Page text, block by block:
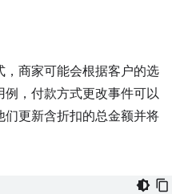
商家可能会根据客户的选
，付款方式更改事件可以
更新含折扣的总金额并将